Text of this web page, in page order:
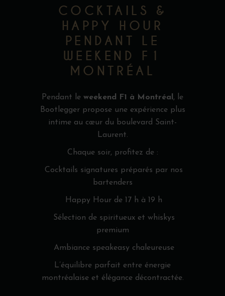
COCKTAILS &
HAPPY HOUR
PENDANT LE
WEEKEND F1
MONTRÉAL
Pendant le weekend F1 à Montréal , le
Bootlegger propose une expérience plus
intime au cœur du boulevard Saint-
Laurent.
Chaque soir, profitez de :
Cocktails signatures préparés par nos
bartenders
Happy Hour de 17 h à 19 h
Sélection de spiritueux et whiskys
premium
Ambiance speakeasy chaleureuse
L’équilibre parfait entre énergie
montréalaise et élégance décontractée.